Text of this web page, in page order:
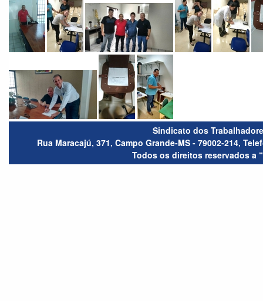
Sindicato dos
Rua Maracajú, 371, Campo Grande-MS - 79002-214,
Todos os direitos reservados a